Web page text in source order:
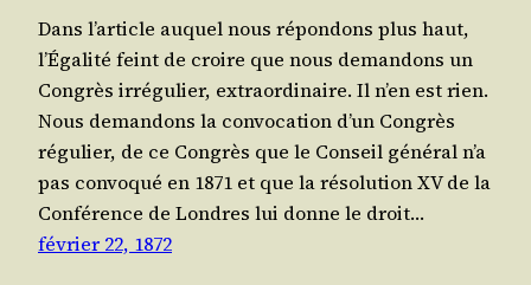
Dans l’article auquel nous répon­dons plus haut,
l’Éga­li­té feint de croire que nous deman­dons un
Congrès irré­gu­lier, extra­or­di­naire. Il n’en est rien.
Nous deman­dons la convo­ca­tion d’un Congrès
régu­lier, de ce Congrès que le Conseil géné­ral n’a
pas convo­qué en 1871 et que la réso­lu­tion XV de la
Confé­rence de Londres lui donne le droit…
février 22, 1872